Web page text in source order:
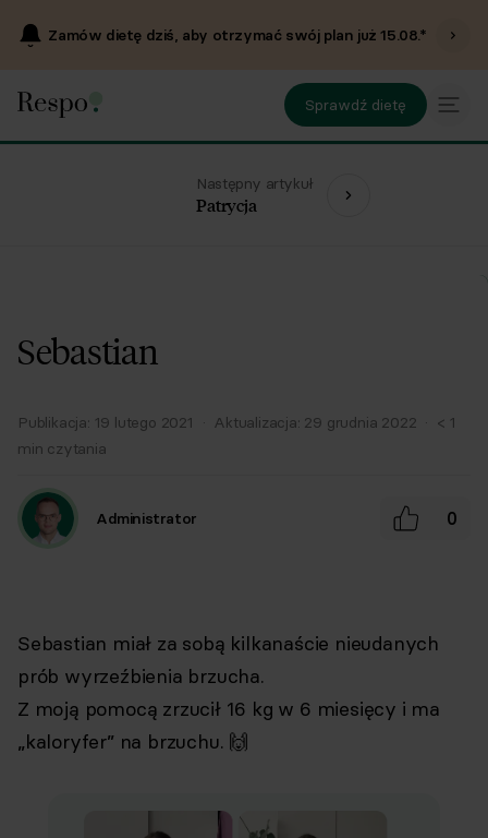
Zamów dietę dziś, aby otrzymać swój plan już15.08.*
Sprawdź dietę
Następny artykuł
Patrycja
Sebastian
Publikacja: 19 lutego 2021 · Aktualizacja: 29 grudnia 2022 · < 1
min czytania
Administrator 0
Sebastian miał za sobą kilkanaście nieudanych
prób wyrzeźbienia brzucha.
Z moją pomocą zrzucił 16 kg w 6 miesięcy i ma
„kaloryfer” na brzuchu. 🙌